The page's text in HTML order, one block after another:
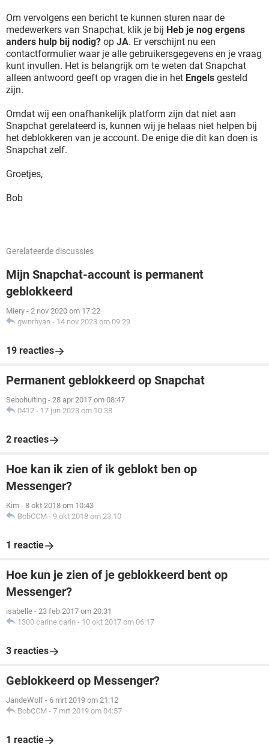
Om vervolgens een bericht te kunnen sturen naar de
medewerkers van Snapchat, klik je bij Heb je nog ergens
anders hulp bij nodig? op JA. Er verschijnt nu een
contactformulier waar je alle gebruikersgegevens en je vraag
kunt invullen. Het is belangrijk om te weten dat Snapchat
alleen antwoord geeft op vragen die in het Engels gesteld
zijn.
Omdat wij een onafhankelijk platform zijn dat niet aan
Snapchat gerelateerd is, kunnen wij je helaas niet helpen bij
het deblokkeren van je account. De enige die dit kan doen is
Snapchat zelf.
Groetjes,
Bob
Gerelateerde discussies
Mijn Snapchat-account is permanent
geblokkeerd
Miery - 2 nov 2020 om 17:22
gwnrhyan - 14 nov 2023 om 09:29
19 reacties
Permanent geblokkeerd op Snapchat
Sebohuiting - 28 apr 2017 om 08:47
0412 - 17 jun 2023 om 10:38
2 reacties
Hoe kan ik zien of ik geblokt ben op
Messenger?
Kim - 8 okt 2018 om 10:43
BobCCM - 9 okt 2018 om 23:10
1 reactie
Hoe kun je zien of je geblokkeerd bent op
Messenger?
isabelle - 23 feb 2017 om 20:31
1300 carine carin - 10 okt 2017 om 06:17
3 reacties
Geblokkeerd op Messenger?
JandeWolf - 6 mrt 2019 om 21:12
BobCCM - 7 mrt 2019 om 04:57
1 reactie